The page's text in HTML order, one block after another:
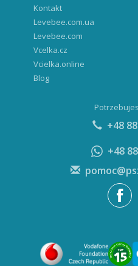
Kontakt
Levebee.com.ua
Levebee.com
Vcelka.cz
Vcielka.online
Blog
+48
+48